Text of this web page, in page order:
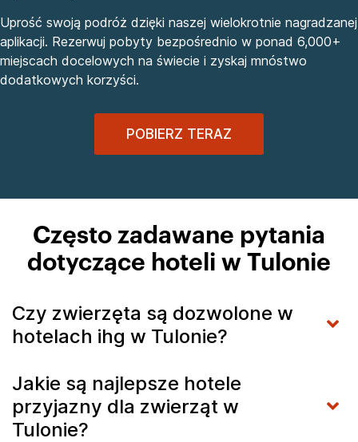
Uprość swoją podróż dzięki naszej wielokrotnie nagradzanej
aplikacji. Rezerwuj pobyty bezpośrednio w ponad 6,000+
miejscach docelowych na świecie i zyskaj mnóstwo
dodatkowych korzyści.
POBIERZ TERAZ
Często zadawane pytania
dotyczące hoteli w Tulonie
Czy zwierzęta są dozwolone w
hotelach ihg w Tulonie?
Jakie są najlepsze hotele
przyjazny dla zwierząt w
Tulonie?